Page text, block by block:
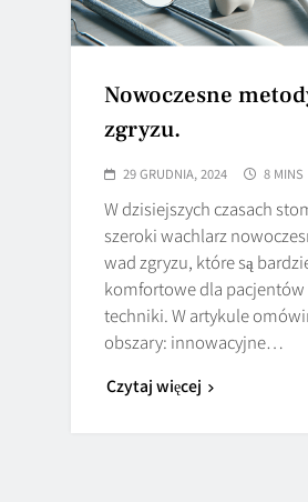
Nowoczesne
zgryzu.
29 GRUDNIA, 2024 8 MINS
W dzisiejszych czasach
szeroki wachlarz
wad zgryzu, które są
komfortowe dla pacjentów
techniki. W artykule
obszary: innowacyjne…
Czytaj więcej